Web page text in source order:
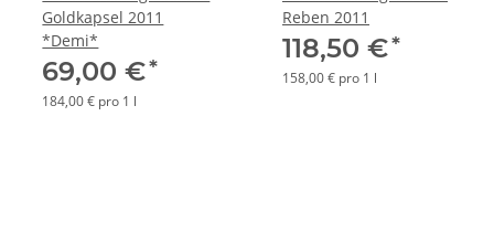
Goldkapsel 2011
*Demi*
69,00 €*
184,00 € pro 1 l
Reben 2011
118,50 €*
158,00 € pro 1 l